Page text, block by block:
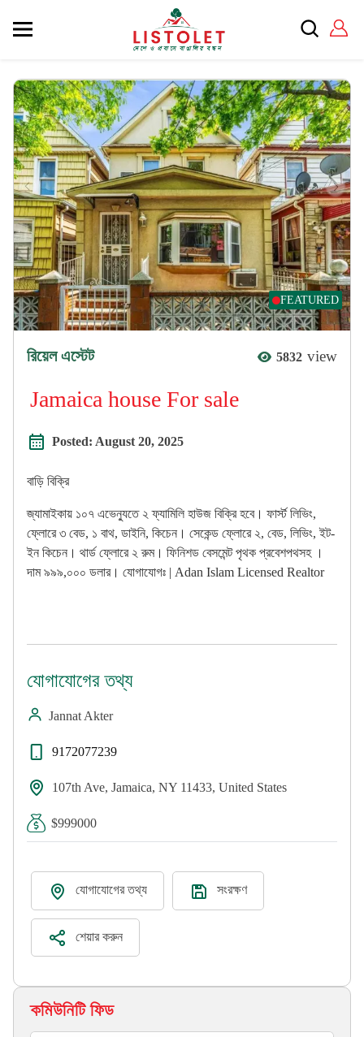
FEATURED
রিয়েল এস্টেট 5832 view
Jamaica house For sale
Posted: August 20, 2025
বাড়ি বিক্রি
জ্যামাইকায় ১০৭ এভেন্যুতে ২ ফ্যামিলি হাউজ বিক্রি হবে। ফার্স্ট লিভিং,
ফ্লোরে ৩ বেড, ১ বাথ, ডাইনি, কিচেন। সেকেন্ড ফ্লোরে ২, বেড, লিভিং, ইট-
ইন কিচেন। থার্ড ফ্লোরে ২ রুম। ফিনিশড বেসমেন্ট পৃথক প্রবেশপথসহ ।
দাম ৯৯৯,০০০ ডলার। যোগাযোগঃ | Adan Islam Licensed Realtor
যোগাযোগের তথ্য
Jannat Akter
9172077239
107th Ave, Jamaica, NY 11433, United States
$999000
যোগাযোগের তথ্য সংরক্ষণ
শেয়ার করুন
কমিউনিটি ফিড